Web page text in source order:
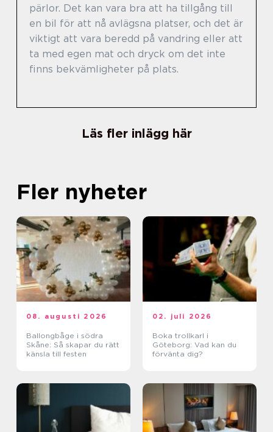
pärlor. Det kan vara bra att ha tillgång till
en bil för att nå avlägsna platser, och det är
viktigt att vara beredd på vandring eller att
ta med egen mat och dryck om det inte
finns bekvämligheter på plats.
Läs fler inlägg här
Fler nyheter
08. augusti 2026
Ballongbåge i södra
Skåne: Så skapar du rätt
känsla till festen
02. juli 2026
Boka trollkarl i
Göteborg: Vad kan du
förvänta dig?